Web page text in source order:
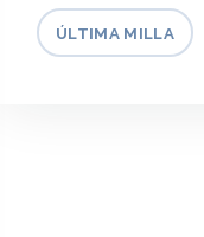
ÚLTIMA MILLA